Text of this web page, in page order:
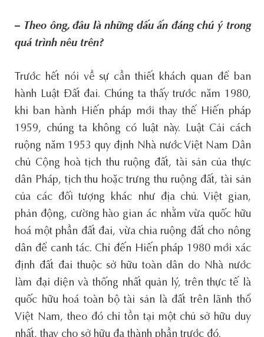
– Theo ông, đâu là những dấu ấn đáng chú ý trong
quá trình nêu trên?
Trước hết nói về sự cần thiết khách quan để ban
hành Luật Đất đai. Chúng ta thấy trước năm 1980,
khi ban hành Hiến pháp mới thay thế Hiến pháp
1959, chúng ta không có luật này. Luật Cải cách
ruộng năm 1953 quy định Nhà nước Việt Nam Dân
chủ Cộng hoà tịch thu ruộng đất, tài sản của thực
dân Pháp, tịch thu hoặc trưng thu ruộng đất, tài sản
của các đối tượng khác như địa chủ. Việt gian,
phản động, cường hào gian ác nhằm vừa quốc hữu
hoá một phần đất đai, vừa chia ruộng đất cho nông
dân để canh tác. Chỉ đến Hiến pháp 1980 mới xác
định đất đai thuộc sở hữu toàn dân do Nhà nước
làm đại diện và thống nhất quản lý, trên thực tế là
quốc hữu hoá toàn bộ tài sản là đất trên lãnh thổ
Việt Nam, theo đó chỉ tồn tại một chủ sở hữu duy
nhất, thay cho sở hữu đa thành phần trước đó.